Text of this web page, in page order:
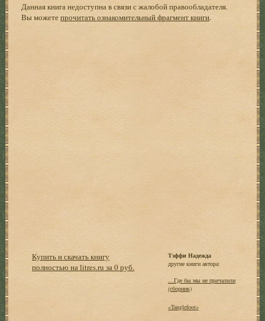
Данная книга недоступна в связи с жалобой правообладателя.
Вы можетепрочитать ознакомительный фрагмент книги.
Купить и скачать книгу
полностью на litres.ru за 0 руб.
Тэффи Надежда
другие книги автора:
…Где бы мы не причалили
(сборник)
«Tanglefoot»